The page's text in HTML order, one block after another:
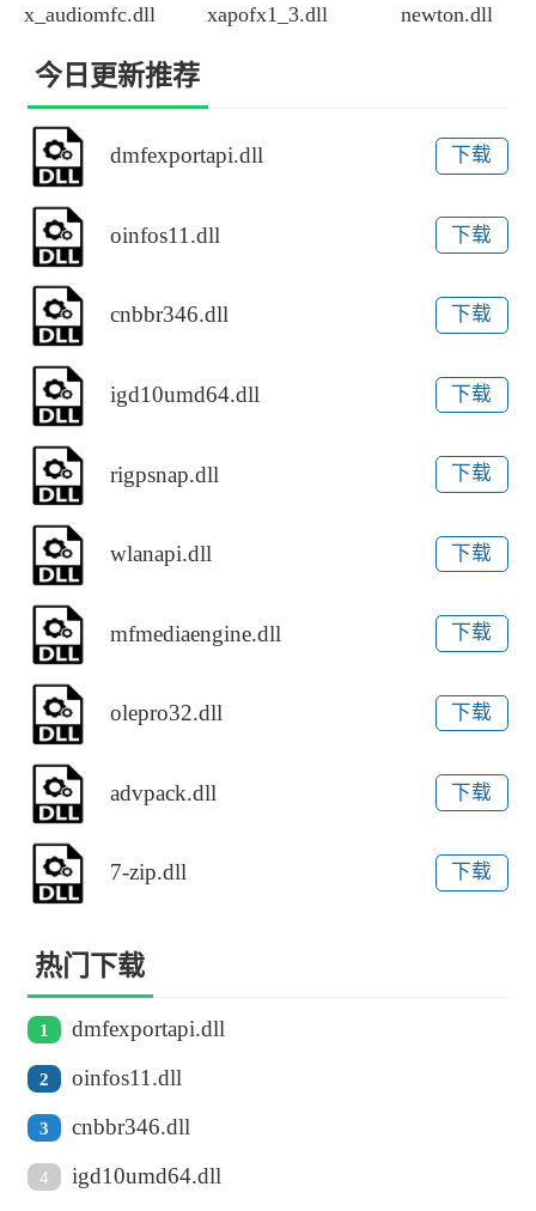
x_audiomfc.dll xapofx1_3.dll newton.dll
今日更新推荐
dmfexportapi.dll 下载
oinfos11.dll 下载
cnbbr346.dll 下载
igd10umd64.dll 下载
rigpsnap.dll 下载
wlanapi.dll 下载
mfmediaengine.dll 下载
olepro32.dll 下载
advpack.dll 下载
7-zip.dll 下载
热门下载
1 dmfexportapi.dll
2 oinfos11.dll
3 cnbbr346.dll
4 igd10umd64.dll